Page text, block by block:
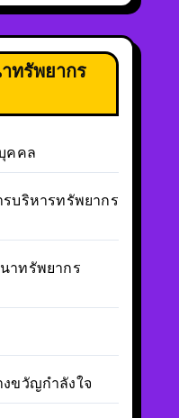
ทรัพยากร
คคล
บริหารทรัพยากร
าทรัพยากร
ขวัญกำลังใจ